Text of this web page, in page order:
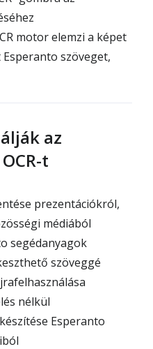
motor elemzi a képet
szöveget,
az
t
prezentációkról,
médiából
segédanyagok
szöveggé
nélkül
Esperanto